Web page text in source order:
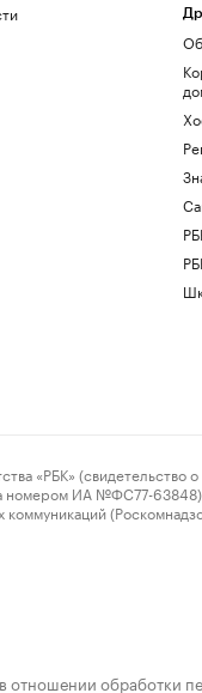
(свидетельство о
ИА №ФС77-63848)
отношении обработки